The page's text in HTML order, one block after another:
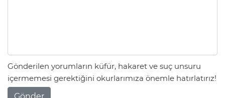
Gönderilen yorumların küfür, hakaret ve suç unsuru
içermemesi gerektiğini okurlarımıza önemle hatırlatırız!